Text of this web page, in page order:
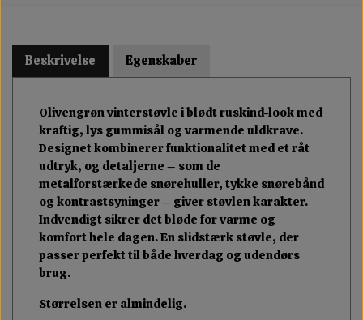
Beskrivelse Egenskaber
Olivengrøn vinterstøvle i blødt ruskind-look med
kraftig, lys gummisål og varmende uldkrave.
Designet kombinerer funktionalitet med et råt
udtryk, og detaljerne – som de
metalforstærkede snørehuller, tykke snørebånd
og kontrastsyninger – giver støvlen karakter.
Indvendigt sikrer det bløde for varme og
komfort hele dagen. En slidstærk støvle, der
passer perfekt til både hverdag og udendørs
brug.
Størrelsen er almindelig.